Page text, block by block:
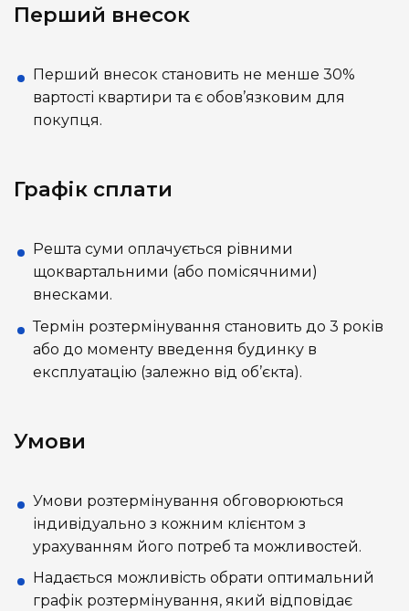
Перший внесок
Перший внесок становить не менше 30%
вартості квартири та є обов’язковим для
покупця.
Графік сплати
Решта суми оплачується рівними
щоквартальними (або помісячними)
внесками.
Термін розтермінування становить до 3 років
або до моменту введення будинку в
експлуатацію (залежно від об’єкта).
Умови
Умови розтермінування обговорюються
індивідуально з кожним клієнтом з
урахуванням його потреб та можливостей.
Надається можливість обрати оптимальний
графік розтермінування, який відповідає